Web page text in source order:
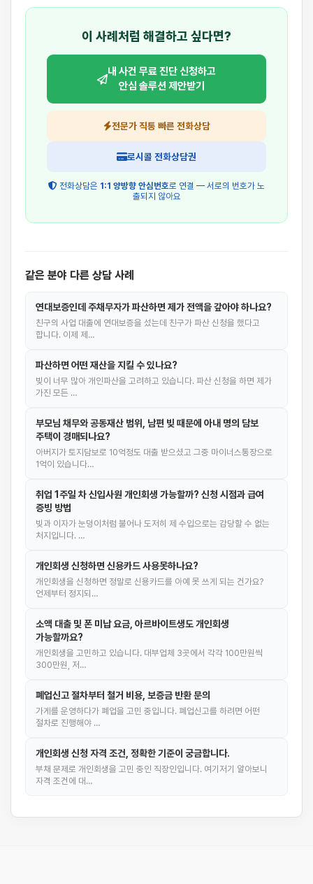
이 사례처럼 해결하고 싶다면?
내 사건 무료 진단 신청하고
안심 솔루션 제안받기
전문가 직통 빠른 전화상담
로시콜 전화상담권
전화상담은 1:1 양방향 안심번호로 연결 — 서로의 번호가 노
출되지 않아요
같은 분야 다른 상담 사례
연대보증인데 주채무자가 파산하면 제가 전액을 갚아야 하나요?
친구의 사업 대출에 연대보증을 섰는데 친구가 파산 신청을 했다고
합니다. 이제 제…
파산하면 어떤 재산을 지킬 수 있나요?
빚이 너무 많아 개인파산을 고려하고 있습니다. 파산 신청을 하면 제가
가진 모든 …
부모님 채무와 공동재산 범위, 남편 빚 때문에 아내 명의 담보
주택이 경매되나요?
아버지가 토지담보로 10억정도 대출 받으셨고 그중 마이너스통장으로
1억이 있습니다…
취업 1주일 차 신입사원 개인회생 가능할까? 신청 시점과 급여
증빙 방법
빚과 이자가 눈덩이처럼 불어나 도저히 제 수입으로는 감당할 수 없는
처지입니다. …
개인회생 신청하면 신용카드 사용못하나요?
개인회생을 신청하면 정말로 신용카드를 아예 못 쓰게 되는 건가요?
언제부터 정지되…
소액 대출 및 폰 미납 요금, 아르바이트생도 개인회생
가능할까요?
개인회생을 고민하고 있습니다. 대부업체 3곳에서 각각 100만원씩
300만원, 저…
폐업신고 절차부터 철거 비용, 보증금 반환 문의
가게를 운영하다가 폐업을 고민 중입니다. 폐업신고를 하려면 어떤
절차로 진행해야 …
개인회생 신청 자격 조건, 정확한 기준이 궁금합니다.
부채 문제로 개인회생을 고민 중인 직장인입니다. 여기저기 알아보니
자격 조건에 대…